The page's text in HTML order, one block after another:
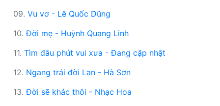
09. Vu vơ - Lê Quốc Dũng
10.Đời mẹ - Huỳnh Quang Linh
11. Tìm đâu phút vui xưa - Đang cập nhật
12. Ngang trái đời Lan - Hà Sơn
13.Đời sẽ khác thôi - Nhạc Hoa